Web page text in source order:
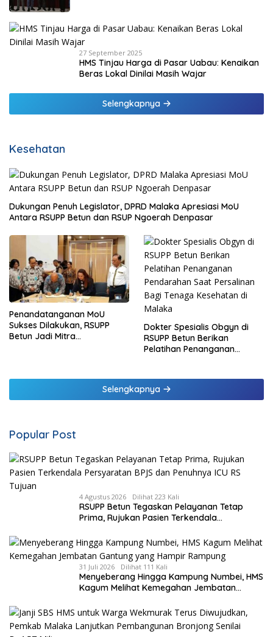
27 September 2025
HMS Tinjau Harga di Pasar Uabau: Kenaikan
Beras Lokal Dinilai Masih Wajar
Selengkapnya
Kesehatan
Dukungan Penuh Legislator, DPRD Malaka Apresiasi MoU
Antara RSUPP Betun dan RSUP Ngoerah Denpasar
Penandatanganan MoU
Sukses Dilakukan, RSUPP
Betun Jadi Mitra
Dokter Spesialis Obgyn di
RSUPP Betun Berikan
Pelatihan Penanganan
Malaka
Selengkapnya
Popular Post
4 Agustus 2026 Dilihat 223 Kali
RSUPP Betun Tegaskan Pelayanan Tetap
Prima, Rujukan Pasien Terkendala
Tujuan
31 Juli 2026 Dilihat 111 Kali
Menyeberang Hingga Kampung Numbei, HMS
Kagum Melihat Kemegahan Jembatan